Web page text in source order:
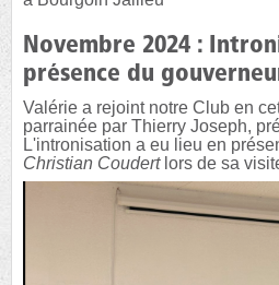
Novembre 2024 :
présence du
Valérie a rejoint notre Club en
parrainée par Thierry Joseph,
L'intronisation a eu lieu en
Christian Coudert lors de sa